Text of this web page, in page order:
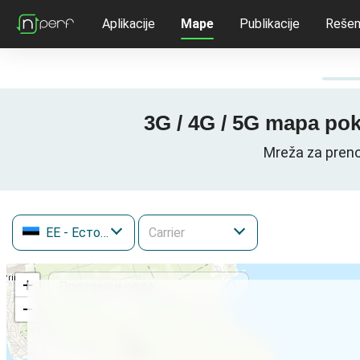
Aplikacije Mape Publikacije
3G / 4G / 5G mapa
Mreža za
EE - Естонија
+
−